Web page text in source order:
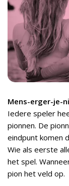
Mens-erger-je-
Iedere speler
pionnen. De
eindpunt komen
Wie als eerste
het spel.
pion het veld op.